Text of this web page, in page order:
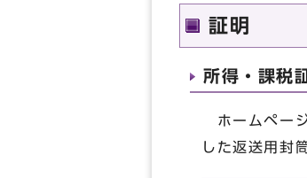
証明
所得・課税
ホームペー
した返送用封